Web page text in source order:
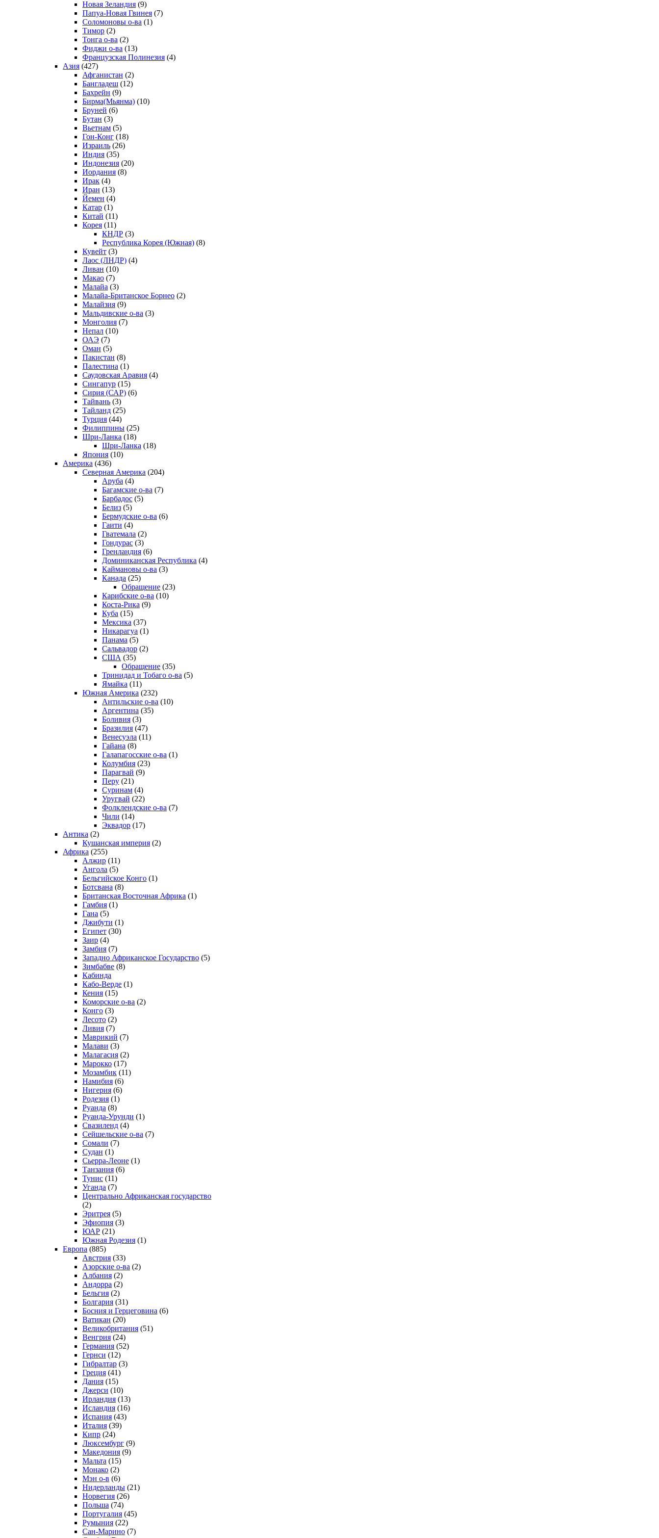
Новая Зеландия (9)
Папуа-Новая Гвинея (7)
Соломоновы о-ва (1)
Тимор (2)
Тонга о-ва (2)
Фиджи о-ва (13)
Французская Полинезия (4)
Азия (427)
Афганистан (2)
Бангладеш (12)
Бахрейн (9)
Бирма(Мьянма) (10)
Бруней (6)
Бутан (3)
Вьетнам (5)
Гон-Конг (18)
Израиль (26)
Индия (35)
Индонезия (20)
Иордания (8)
Ирак (4)
Иран (13)
Йемен (4)
Катар (1)
Китай (11)
Корея (11)
КНДР (3)
Республика Корея (Южная) (8)
Кувейт (3)
Лаос (ЛНДР) (4)
Ливан (10)
Макао (7)
Малайа (3)
Малайа-Британское Борнео (2)
Малайзия (9)
Мальдивские о-ва (3)
Монголия (7)
Непал (10)
ОАЭ (7)
Оман (5)
Пакистан (8)
Палестина (1)
Саудовская Аравия (4)
Сингапур (15)
Сирия (САР) (6)
Тайвань (3)
Тайланд (25)
Турция (44)
Филиппины (25)
Шри-Ланка (18)
Шри-Ланка (18)
Япония (10)
Америка (436)
Северная Америка (204)
Аруба (4)
Багамские о-ва (7)
Барбадос (5)
Белиз (5)
Бермудские о-ва (6)
Гаити (4)
Гватемала (2)
Гондурас (3)
Гренландия (6)
Доминиканская Республика (4)
Каймановы о-ва (3)
Канада (25)
Обращение (23)
Карибские о-ва (10)
Коста-Рика (9)
Куба (15)
Мексика (37)
Никарагуа (1)
Панама (5)
Сальвадор (2)
США (35)
Обращение (35)
Тринидад и Тобаго о-ва (5)
Ямайка (11)
Южная Америка (232)
Антильские о-ва (10)
Аргентина (35)
Боливия (3)
Бразилия (47)
Венесуэла (11)
Гайана (8)
Галапагосские о-ва (1)
Колумбия (23)
Парагвай (9)
Перу (21)
Суринам (4)
Уругвай (22)
Фолклендские о-ва (7)
Чили (14)
Эквадор (17)
Антика (2)
Кушанская империя (2)
Африка (255)
Алжир (11)
Ангола (5)
Бельгийское Конго (1)
Ботсвана (8)
Британская Восточная Африка (1)
Гамбия (1)
Гана (5)
Джибути (1)
Египет (30)
Заир (4)
Замбия (7)
Западно Африканское Государство (5)
Зимбабве (8)
Кабинда
Кабо-Верде (1)
Кения (15)
Коморские о-ва (2)
Конго (3)
Лесото (2)
Ливия (7)
Маврикий (7)
Малави (3)
Малагасия (2)
Марокко (17)
Мозамбик (11)
Намибия (6)
Нигерия (6)
Родезия (1)
Руанда (8)
Руанда-Урунди (1)
Свазиленд (4)
Сейшельские о-ва (7)
Сомали (7)
Судан (1)
Сьерра-Леоне (1)
Танзания (6)
Тунис (11)
Уганда (7)
Центрально Африканская государство
(2)
Эритрея (5)
Эфиопия (3)
ЮАР (21)
Южная Родезия (1)
Европа (885)
Австрия (33)
Азорские о-ва (2)
Албания (2)
Андорра (2)
Бельгия (2)
Болгария (31)
Босния и Герцеговина (6)
Ватикан (20)
Великобритания (51)
Венгрия (24)
Германия (52)
Гернси (12)
Гибралтар (3)
Греция (41)
Дания (15)
Джерси (10)
Ирландия (13)
Исландия (16)
Испания (43)
Италия (39)
Кипр (24)
Люксембург (9)
Македония (9)
Мальта (15)
Монако (2)
Мэн о-в (6)
Нидерланды (21)
Норвегия (26)
Польша (74)
Португалия (45)
Румыния (22)
Сан-Марино (7)